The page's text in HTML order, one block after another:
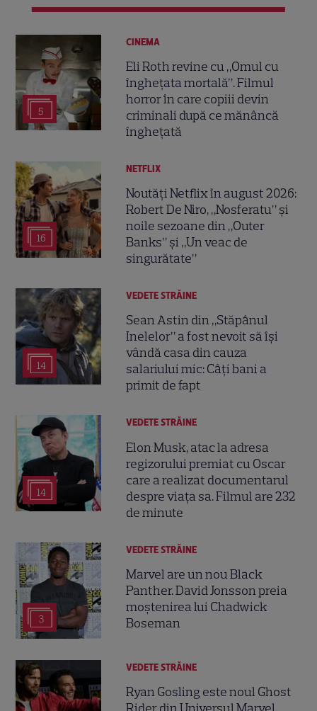
5
CINEMA
Eli Roth revine cu „Omul cu
înghețata mortală”. Filmul
horror în care copiii devin
criminali după ce mănâncă
înghețată
16
NETFLIX
Noutăți Netflix în august 2026:
Robert De Niro, „Nosferatu” și
noile sezoane din „Outer
Banks” și „Un veac de
singurătate”
14
VEDETE STRĂINE
Sean Astin din „Stăpânul
Inelelor” a fost nevoit să își
vândă casa din cauza
salariului mic: Câți bani a
primit de fapt
14
VEDETE STRĂINE
Elon Musk, atac la adresa
regizorului premiat cu Oscar
care a realizat documentarul
despre viața sa. Filmul are 232
de minute
3
VEDETE STRĂINE
Marvel are un nou Black
Panther. David Jonsson preia
moștenirea lui Chadwick
Boseman
VEDETE STRĂINE
Ryan Gosling este noul Ghost